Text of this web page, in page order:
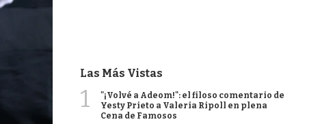
Las Más Vistas
1
"¡Volvé a Adeom!": el filoso comentario de
Yesty Prieto a Valeria Ripoll en plena
Cena de Famosos